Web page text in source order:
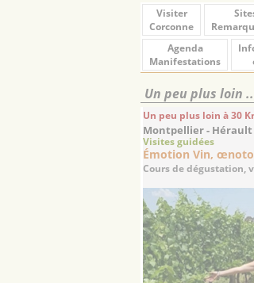
Visiter
Corconne
Agenda
Manifestations
Un peu plus loin
Un peu plus loin à 30
Montpellier - Hérault
Visites guidées
Émotion Vin,
Cours de dégustation,